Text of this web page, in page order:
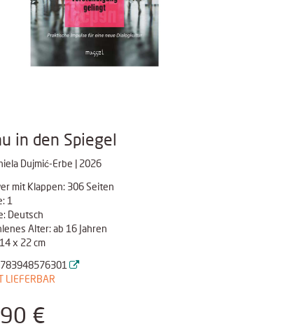
in den Spiegel
Dujmić-Erbe | 2026
mit Klappen: 306 Seiten
1
Deutsch
Alter: ab 16 Jahren
x 22 cm
LIEFERBAR
€